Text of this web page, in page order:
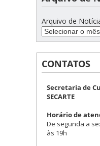
Arquivo de
CONTATOS
Secretaria de
SECARTE
Horário de
De segunda a
às 19h